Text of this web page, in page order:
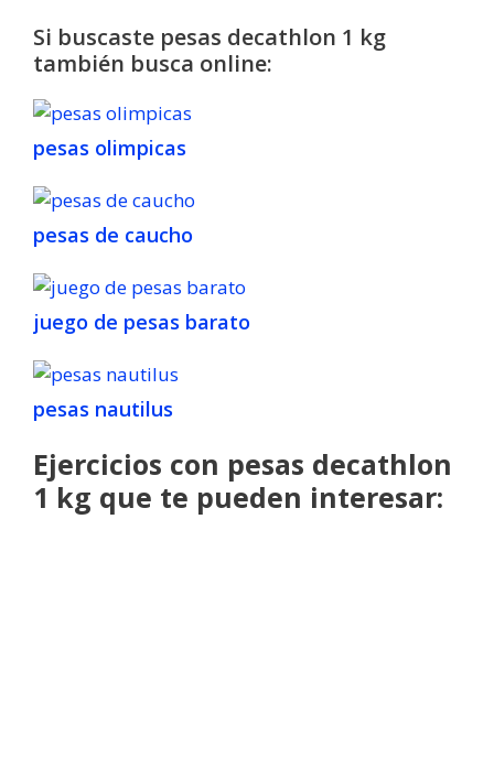
Si buscaste pesas decathlon 1 kg
también busca online:
pesas olimpicas
pesas de caucho
juego de pesas barato
pesas nautilus
Ejercicios con pesas decathlon
1 kg que te pueden interesar: